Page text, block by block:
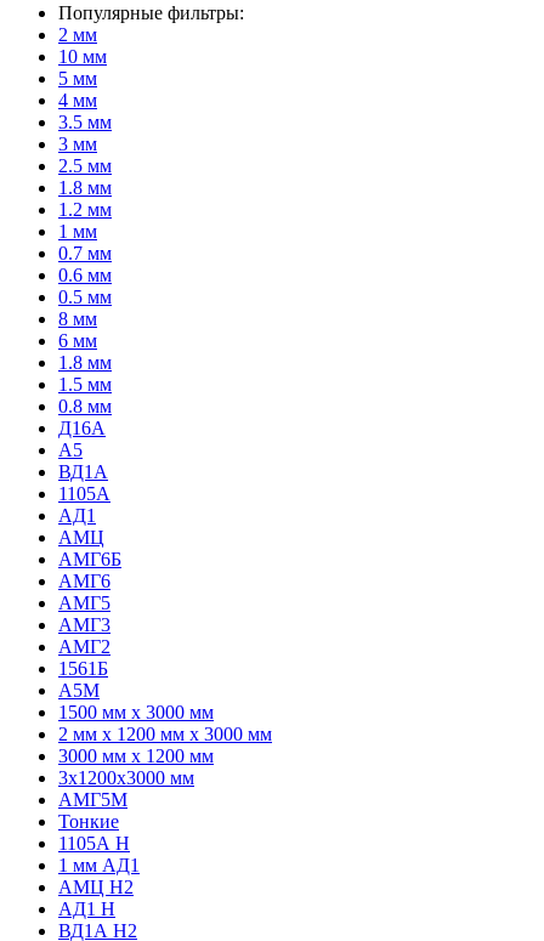
Популярные фильтры:
2 мм
10 мм
5 мм
4 мм
3.5 мм
3 мм
2.5 мм
1.8 мм
1.2 мм
1 мм
0.7 мм
0.6 мм
0.5 мм
8 мм
6 мм
1.8 мм
1.5 мм
0.8 мм
Д16А
А5
ВД1А
1105А
АД1
АМЦ
АМГ6Б
АМГ6
АМГ5
АМГ3
АМГ2
1561Б
А5М
1500 мм х 3000 мм
2 мм х 1200 мм х 3000 мм
3000 мм х 1200 мм
3х1200х3000 мм
АМГ5М
Тонкие
1105А Н
1 мм АД1
АМЦ Н2
АД1 Н
ВД1А H2